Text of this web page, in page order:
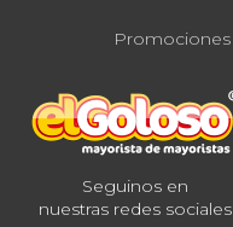
Promociones
Seguinos en
nuestras redes sociales